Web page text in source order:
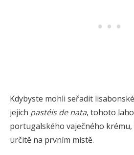
Kdybyste mohli seřadit
jejich pastéis de nata, tohoto
portugalského vaječného krému,
určitě na prvním místě.